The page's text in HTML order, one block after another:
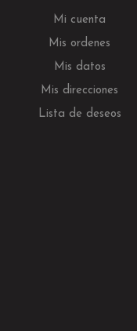
Mi cuenta
Mis ordenes
Mis datos
Mis direcciones
Lista de deseos